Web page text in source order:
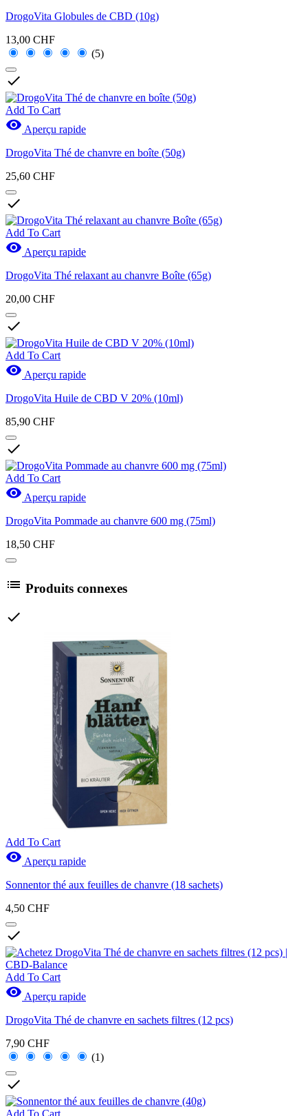
DrogoVita Globules de CBD (10g)
13,00 CHF
(5)

Add To Cart
 Aperçu rapide
DrogoVita Thé de chanvre en boîte (50g)
25,60 CHF

Add To Cart
 Aperçu rapide
DrogoVita Thé relaxant au chanvre Boîte (65g)
20,00 CHF

Add To Cart
 Aperçu rapide
DrogoVita Huile de CBD V 20% (10ml)
85,90 CHF

Add To Cart
 Aperçu rapide
DrogoVita Pommade au chanvre 600 mg (75ml)
18,50 CHF
 Produits connexes

Add To Cart
 Aperçu rapide
Sonnentor thé aux feuilles de chanvre (18 sachets)
4,50 CHF

Add To Cart
 Aperçu rapide
DrogoVita Thé de chanvre en sachets filtres (12 pcs)
7,90 CHF
(1)
